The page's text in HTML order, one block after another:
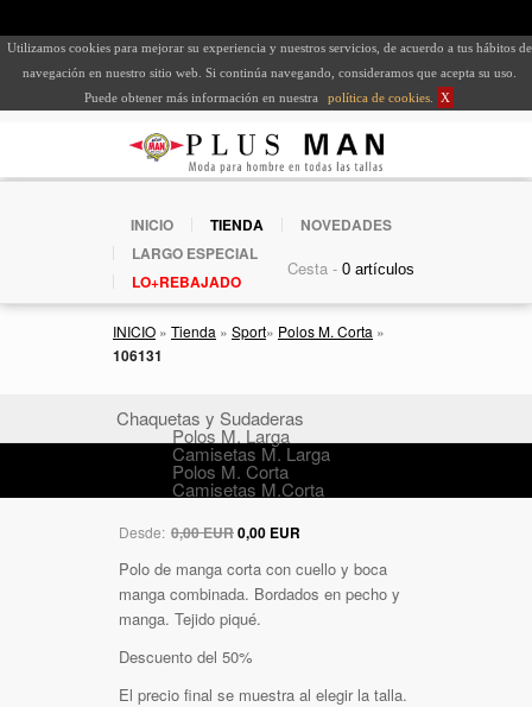
Utilizamos cookies para mejorar su experiencia y nuestros servicios, de acuerdo a tus hábitos de
navegación en nuestro sitio web. Si continúa navegando, consideramos que acepta su uso.
Puede obtener más información en nuestra
política de cookies X
INICIO TIENDA
NOVEDADES
LARGO ESPECIAL
LO+REBAJADO
Cesta -
INICIO » Tienda » Sport» Polos M. Corta »
106131
Chaquetas y Sudaderas
Polos M. Larga
Camisetas M. Larga
Polos M. Corta
Camisetas M.Corta
Desde: 0,00 EUR0,00 EUR
Polo de manga corta con cuello y boca
manga combinada. Bordados en pecho y
manga. Tejido piqué.
Descuento del 50%
El precio final se muestra al elegir la talla.